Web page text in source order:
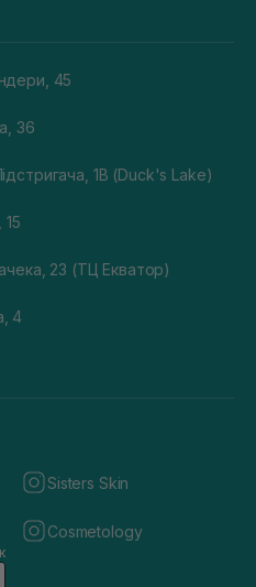
45
36
1В (Duck's Lake)
15
23 (ТЦ Екватор)
4
Sisters Skin
Cosmetology